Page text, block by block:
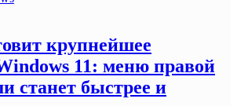
крупнейшее
11: меню правой
станет быстрее и